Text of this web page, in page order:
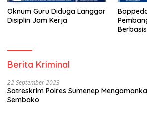
Oknum Guru Diduga Langgar
Disiplin Jam Kerja
Berita Kriminal
22 September 2023
Satreskrim Polres Sumenep
Sembako